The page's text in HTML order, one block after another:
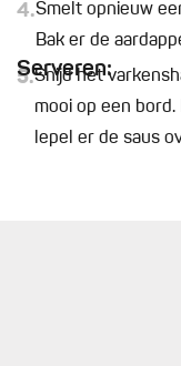
4.Smelt opnieuw
Bak er de
Serveren:
5.Snijd het
mooi op een
lepel er de saus